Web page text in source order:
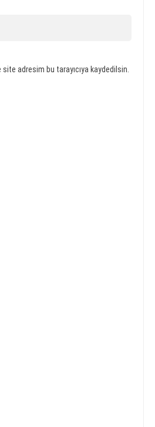
adresim bu tarayıcıya kaydedilsin.